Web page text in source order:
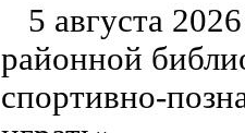
5 августа
районной
спортивно-